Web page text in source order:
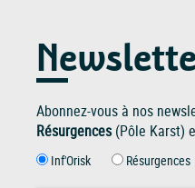
Abonnez-vous à nos
Résurgences(Pôle Karst)
Inf'Orisk Résurgences